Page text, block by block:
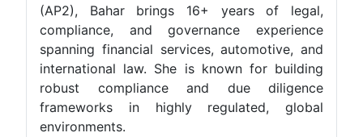
(AP2), Bahar brings 16+ years of legal,
compliance, and governance experience
spanning financial services, automotive, and
international law. She is known for building
robust compliance and due diligence
frameworks in highly regulated, global
environments.